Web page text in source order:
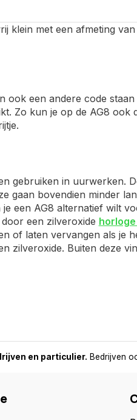
klein met een afmeting
een andere code
Zo kun je op de AG8 ook
gebruiken in uurwerken.
gaan bovendien minder
een AG8 alternatief wilt
een zilveroxide
of laten vervangen als je
zilveroxide. Buiten deze
en particulier. Bedrijven